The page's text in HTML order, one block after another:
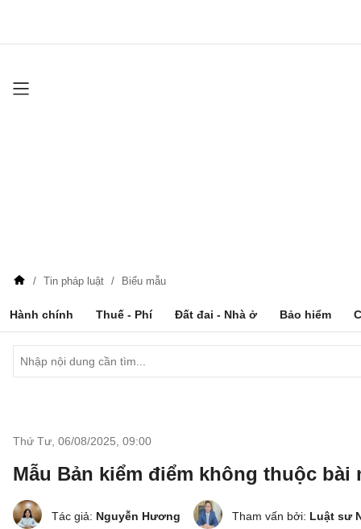
Tin pháp luật Biểu mẫu
Hành chính Thuế - Phí Đất đai - Nhà ở Bảo hiểm
Thứ Tư, 06/08/2025 09:00
Mẫu Bản kiểm điểm không thuộc bài
Tác giả: Nguyễn Hương Tham vấn bởi: Luật sư